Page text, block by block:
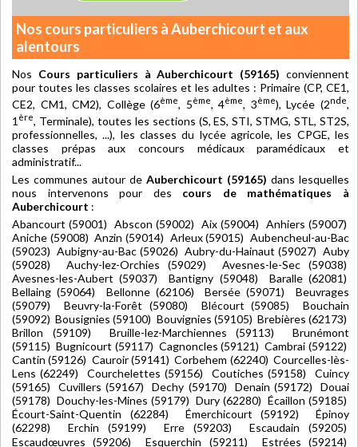
Nos cours particuliers à Auberchicourt et aux
alentours
Nos Cours particuliers à Auberchicourt (59165) conviennent
pour toutes les classes scolaires et les adultes : Primaire (CP, CE1,
CE2, CM1, CM2), Collège (6ème, 5ème, 4ème, 3ème), Lycée (2nde,
1 ère, Terminale), toutes les sections (S, ES, STI, STMG, STL, ST2S,
professionnelles, ...), les classes du lycée agricole, les CPGE, les
classes prépas aux concours médicaux paramédicaux et
administratif...
Les communes autour de Auberchicourt (59165) dans lesquelles
nous intervenons pour des cours de mathématiques à
Auberchicourt :
Abancourt (59001) Abscon (59002) Aix (59004) Anhiers (59007)
Aniche (59008) Anzin (59014) Arleux (59015) Aubencheul-au-Bac
(59023) Aubigny-au-Bac (59026) Aubry-du-Hainaut (59027) Auby
(59028) Auchy-lez-Orchies (59029) Avesnes-le-Sec (59038)
Avesnes-les-Aubert (59037) Bantigny (59048) Baralle (62081)
Bellaing (59064) Bellonne (62106) Bersée (59071) Beuvrages
(59079) Beuvry-la-Forêt (59080) Blécourt (59085) Bouchain
(59092) Bousignies (59100) Bouvignies (59105) Brebières (62173)
Brillon (59109) Bruille-lez-Marchiennes (59113) Brunémont
(59115) Bugnicourt (59117) Cagnoncles (59121) Cambrai (59122)
Cantin (59126) Cauroir (59141) Corbehem (62240) Courcelles-lès-
Lens (62249) Courchelettes (59156) Coutiches (59158) Cuincy
(59165) Cuvillers (59167) Dechy (59170) Denain (59172) Douai
(59178) Douchy-les-Mines (59179) Dury (62280) Écaillon (59185)
Écourt-Saint-Quentin (62284) Émerchicourt (59192) Épinoy
(62298) Erchin (59199) Erre (59203) Escaudain (59205)
Escaudœuvres (59206) Esquerchin (59211) Estrées (59214)